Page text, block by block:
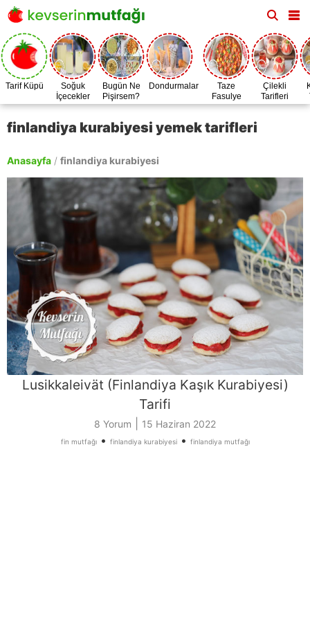
Tarif Küpü
Soğuk
İçecekler
Bugün Ne
Pişirsem?
Dondurmalar
Taze
Fasulye
Zamanı
Çilekli
Tarifleri
finlandiya kurabiyesi yemek tarifleri
Anasayfa / finlandiya kurabiyesi
Lusikkaleivät (Finlandiya Kaşık Kurabiyesi)
Tarifi
8 Yorum 15 Haziran 2022
fin mutfağı• finlandiya kurabiyesi• finlandiya mutfağı